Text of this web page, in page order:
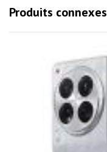
Produits connexes